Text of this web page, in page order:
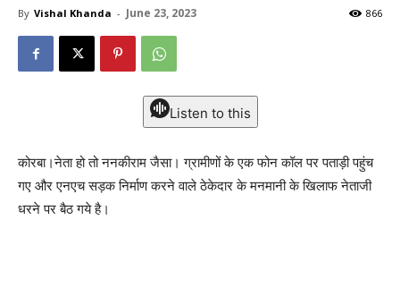
By Vishal Khanda - June 23, 2023 866
Listen to this
कोरबा।नेता हो तो ननकीराम जैसा। ग्रामीणों के एक फोन कॉल पर पताड़ी पहुंच
गए और एनएच सड़क निर्माण करने वाले ठेकेदार के मनमानी के खिलाफ नेताजी
धरने पर बैठ गये है।